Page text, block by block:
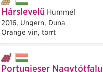
Hárslevelü Hummel
2016, Ungern, Duna
Orange vin, torrt
Portugieser Nagytótfalu